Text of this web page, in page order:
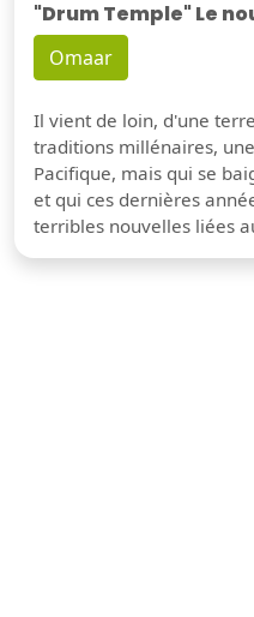
"Drum Temple" Le
Omaar
Il vient de loin, d'une
traditions millénaires,
Pacifique, mais qui se
et qui ces dernières
terribles nouvelles liées